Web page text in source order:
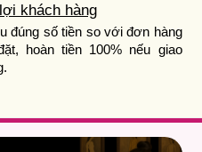
khách hàng
đúng số tiền so với đơn hàng
hoàn tiền 100% nếu giao